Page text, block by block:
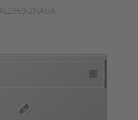
2NAUA